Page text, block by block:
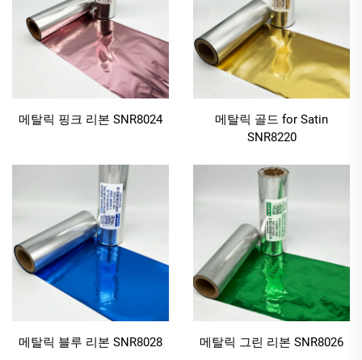
을 더해줍니다. 매트한 리본과 달리 이 리본의 광택은
빛을 반사하여 로고, 문구 또는 디자인을 돋보이게 합니
다. 이러한 매력은 고급 선물 상자, 화장품 포장, 한정판
라벨과 같은 프리미엄 용도에서 특히 빛을 발합니다. 메
질의 아이템으로 탈바꿈시켜 줍니다. 선물용 리본에 인
탈릭 컬러 리본의 마감 처리는 프리미엄이며 오래 기억
에 남는 외관을 보장합니다.
1.2 내구성 있는 수지 성분으로 오랜 사용이 가능
내구성은 인쇄 재료에서 핵심 요소이며, 특히 자주 다루
거나 운송되는 경우 더욱 중요합니다. 메탈릭 컬러 리본
은 내구성이 뛰어난 수지 성분을 사용하여 마모 및 긁힘
이 쉽게 바래지 않거나 벗겨지거나 긁히지 않습니다. 메
메탈릭 핑크 리본 SNR8024
메탈릭 골드 for Satin
SNR8220
메탈릭 블루 리본 SNR8028 메탈릭 그린 리본 SNR8026